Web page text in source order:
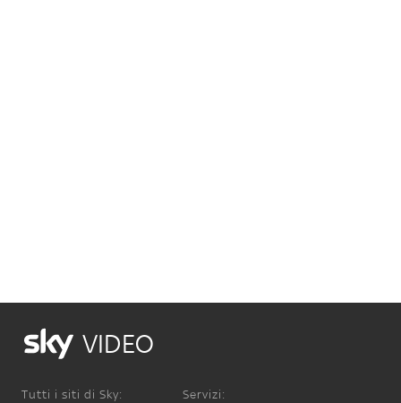
VIDEO
Tutti i siti di Sky: Servizi: